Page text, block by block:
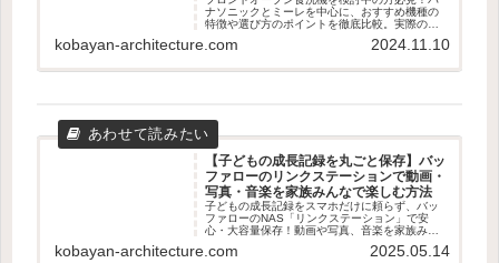
ナソニックとミーレを中心に、おすすめ機種の
特徴や選び方のポイントを徹底比較。実際のユ
びをサポートします。容量、乾燥機能、使いや
kobayan-architecture.com 2024.11.10
【子どもの成長記録を丸ごと保存】バッ
ファローのリンクステーションで動画・
写真・音楽を家族みんなで楽しむ方法
子どもの成長記録をスマホだけに頼らず、バッ
ファローのNAS「リンクステーション」で安
心・大容量保存！動画や写真、音楽を家族みん
トをわかりやすく解説します。
kobayan-architecture.com 2025.05.14